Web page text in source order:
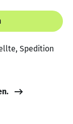
Spedition